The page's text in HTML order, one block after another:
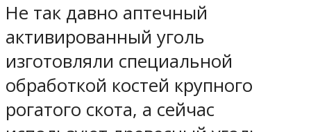
Не так давно аптечный
активированный уголь
изготовляли специальной
обработкой костей крупного
рогатого скота, а сейчас